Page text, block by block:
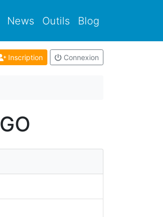
News Outils Blog
Inscription Connexion